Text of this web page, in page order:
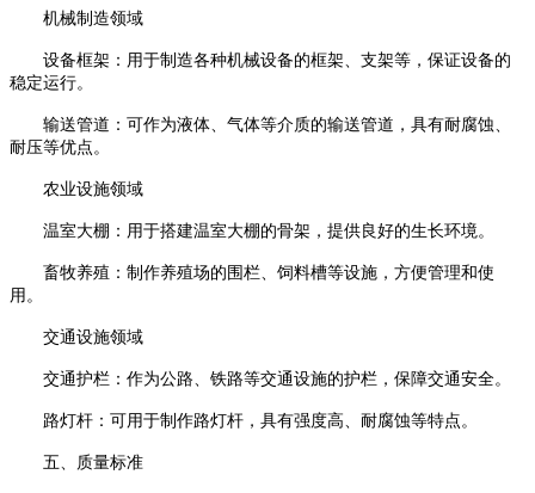
机械制造领域
设备框架：用于制造各种机械设备的框架、支架等，保证设备的
稳定运行。
输送管道：可作为液体、气体等介质的输送管道，具有耐腐蚀、
耐压等优点。
农业设施领域
温室大棚：用于搭建温室大棚的骨架，提供良好的生长环境。
畜牧养殖：制作养殖场的围栏、饲料槽等设施，方便管理和使
用。
交通设施领域
交通护栏：作为公路、铁路等交通设施的护栏，保障交通安全。
路灯杆：可用于制作路灯杆，具有强度高、耐腐蚀等特点。
五、质量标准